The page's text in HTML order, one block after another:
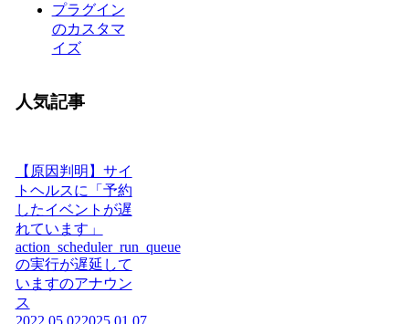
プラグイン
のカスタマ
イズ
人気記事
【原因判明】サイ
トヘルスに「予約
したイベントが遅
れています」
action_scheduler_run_queue
の実行が遅延して
いますのアナウン
ス
2022.05.022025.01.07